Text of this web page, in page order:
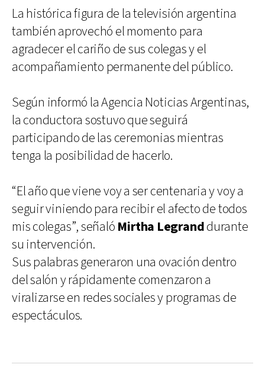
La histórica figura de la televisión argentina
también aprovechó el momento para
agradecer el cariño de sus colegas y el
acompañamiento permanente del público.
Según informó la Agencia Noticias Argentinas,
la conductora sostuvo que seguirá
participando de las ceremonias mientras
tenga la posibilidad de hacerlo.
“El año que viene voy a ser centenaria y voy a
seguir viniendo para recibir el afecto de todos
mis colegas”, señaló Mirtha Legranddurante
su intervención.
Sus palabras generaron una ovación dentro
del salón y rápidamente comenzaron a
viralizarse en redes sociales y programas de
espectáculos.